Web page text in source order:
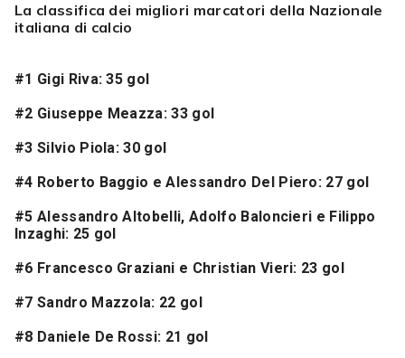
La classifica dei migliori marcatori della Nazionale
italiana di calcio
#1 Gigi Riva: 35 gol
#2 Giuseppe Meazza: 33 gol
#3 Silvio Piola: 30 gol
#4 Roberto Baggio e Alessandro Del Piero: 27 gol
#5 Alessandro Altobelli, Adolfo Baloncieri e Filippo
Inzaghi: 25 gol
#6 Francesco Graziani e Christian Vieri: 23 gol
#7 Sandro Mazzola: 22 gol
#8 Daniele De Rossi: 21 gol